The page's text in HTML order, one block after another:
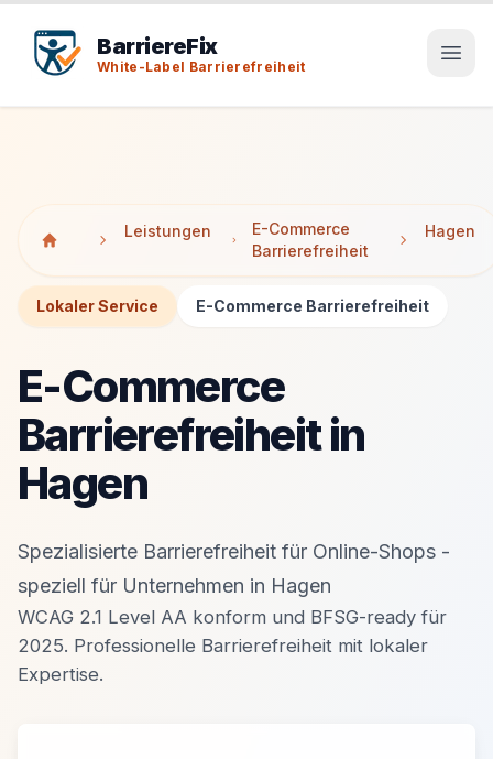
BarriereFix
White-Label Barrierefreiheit
Leistungen
E-Commerce
Barrierefreiheit
Hagen
Lokaler Service E-Commerce Barrierefreiheit
E-Commerce
Barrierefreiheit in
Hagen
Spezialisierte Barrierefreiheit für Online-Shops -
speziell für Unternehmen in Hagen
WCAG 2.1 Level AA konform und BFSG-ready für
2025. Professionelle Barrierefreiheit mit lokaler
Expertise.